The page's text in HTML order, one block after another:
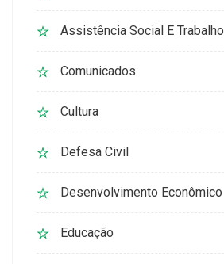
Assistência Social E Trabalho
Comunicados
Cultura
Defesa Civil
Desenvolvimento Econômico
Educação